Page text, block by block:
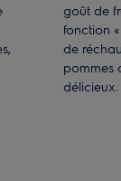
goût de
fonction
de
pommes
délicieux.